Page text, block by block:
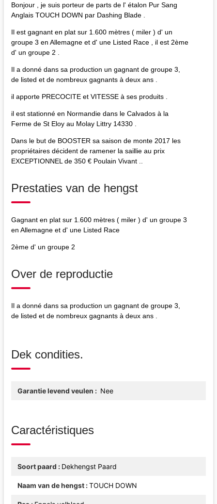
Bonjour , je suis porteur de parts de l' étalon Pur Sang
Anglais TOUCH DOWN par Dashing Blade .
Il est gagnant en plat sur 1.600 mètres ( miler ) d' un
groupe 3 en Allemagne et d' une Listed Race , il est 2ème
d' un groupe 2 .
Il a donné dans sa production un gagnant de groupe 3,
de listed et de nombreux gagnants à deux ans .
il apporte PRECOCITE et VITESSE à ses produits .
il est stationné en Normandie dans le Calvados à la
Ferme de St Eloy au Molay Littry 14330 .
Dans le but de BOOSTER sa saison de monte 2017 les
propriétaires décident de ramener la saillie au prix
EXCEPTIONNEL de 350 € Poulain Vivant ..
Prestaties van de hengst
Gagnant en plat sur 1.600 mètres ( miler ) d' un groupe 3
en Allemagne et d' une Listed Race
2ème d' un groupe 2
Over de reproductie
Il a donné dans sa production un gagnant de groupe 3,
de listed et de nombreux gagnants à deux ans .
Dek condities.
Garantie levend veulen Nee
Caractéristiques
Soort paard Dekhengst Paard
Naam van de hengst TOUCH DOWN